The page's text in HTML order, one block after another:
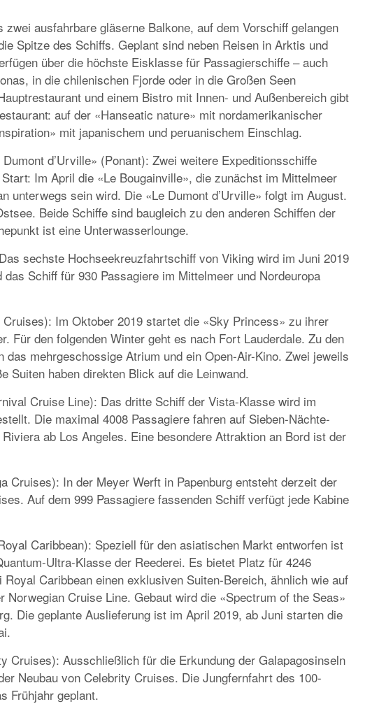
zwei ausfahrbare gläserne Balkone, auf dem Vorschiff gelangen
Spitze des Schiffs. Geplant sind neben Reisen in Arktis und
über die höchste Eisklasse für Passagierschiffe – auch
in die chilenischen Fjorde oder in die Großen Seen
und einem Bistro mit Innen- und Außenbereich gibt
auf der «Hanseatic nature» mit nordamerikanischer
mit japanischem und peruanischem Einschlag.
d’Urville» (Ponant): Zwei weitere Expeditionsschiffe
Im April die «Le Bougainville», die zunächst im Mittelmeer
unterwegs sein wird. Die «Le Dumont d’Urville» folgt im August.
Beide Schiffe sind baugleich zu den anderen Schiffen der
ist eine Unterwasserlounge.
sechste Hochseekreuzfahrtschiff von Viking wird im Juni 2019
Schiff für 930 Passagiere im Mittelmeer und Nordeuropa
Im Oktober 2019 startet die «Sky Princess» zu ihrer
Für den folgenden Winter geht es nach Fort Lauderdale. Zu den
das mehrgeschossige Atrium und ein Open-Air-Kino. Zwei jeweils
Suiten haben direkten Blick auf die Leinwand.
Cruise Line): Das dritte Schiff der Vista-Klasse wird im
Die maximal 4008 Passagiere fahren auf Sieben-Nächte-
ab Los Angeles. Eine besondere Attraktion an Bord ist der
Cruises): In der Meyer Werft in Papenburg entsteht derzeit der
Auf dem 999 Passagiere fassenden Schiff verfügt jede Kabine
Caribbean): Speziell für den asiatischen Markt entworfen ist
Ultra-Klasse der Reederei. Es bietet Platz für 4246
Caribbean einen exklusiven Suiten-Bereich, ähnlich wie auf
Norwegian Cruise Line. Gebaut wird die «Spectrum of the Seas»
Die geplante Auslieferung ist im April 2019, ab Juni starten die
Cruises): Ausschließlich für die Erkundung der Galapagosinseln
Neubau von Celebrity Cruises. Die Jungfernfahrt des 100-
Frühjahr geplant.